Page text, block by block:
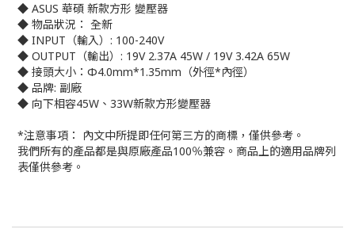
◆ ASUS 華碩 新款方形 變壓器
◆ 物品狀況： 全新
◆ INPUT（輸入）: 100-240V
◆ OUTPUT（輸出）: 19V 2.37A 45W / 19V 3.42A 65W
◆ 接頭大小：Φ4.0mm*1.35mm（外徑*內徑）
◆ 品牌: 副廠
◆ 向下相容45W、33W新款方形變壓器
*注意事項： 內文中所提即任何第三方的商標，僅供參考。
我們所有的產品都是與原廠產品100％兼容。商品上的適用品牌列
表僅供參考。